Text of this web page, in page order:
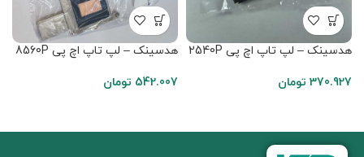
هدسینک – لپ تاپ اچ پی 2540P
370.927 تومان
هدسینک – لپ تاپ اچ پی 8560P
542.007 تومان